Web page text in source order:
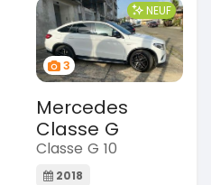
3
NEUF
Mercedes
Classe G
Classe G 10
2018